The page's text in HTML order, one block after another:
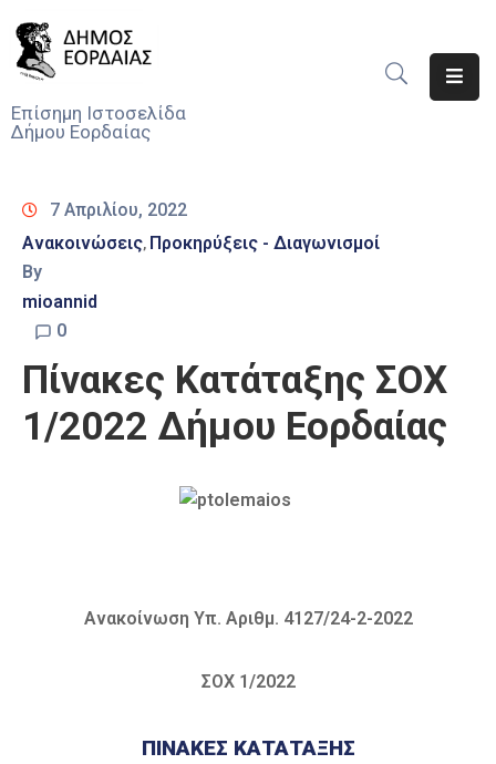
Επίσημη Ιστοσελίδα
Δήμου Εορδαίας
Νέα
Υπηρεσίες
Του
Δήμου
Προσκλήσεις
Αποφάσεις
7 Απριλίου, 2022
Ανακοινώσεις‚ Προκηρύξεις - Διαγωνισμοί
By
mioannid
0
Πίνακες Κατάταξης ΣΟΧ
1/2022 Δήμου Εορδαίας
Ανακοίνωση Υπ. Αριθμ. 4127/24-2-2022
ΣΟΧ 1/2022
ΠΙΝΑΚΕΣ ΚΑΤΑΤΑΞΗΣ